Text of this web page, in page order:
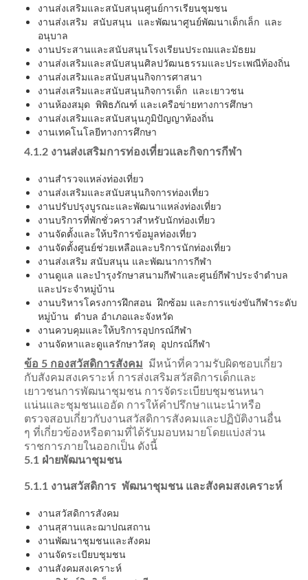
งานส่งเสริมและสนับสนุนศูนย์การเรียนชุมชน
งานส่งเสริม สนับสนุน และพัฒนาศูนย์พัฒนาเด็กเล็ก และ
อนุบาล
งานประสานและสนับสนุนโรงเรียนประถมและมัธยม
งานส่งเสริมและสนับสนุนศิลปวัฒนธรรมและประเพณีท้องถิ่น
งานส่งเสริมและสนับสนุนกิจการศาสนา
งานส่งเสริมและสนับสนุนกิจการเด็ก และเยาวชน
งานห้องสมุด พิพิธภัณฑ์ และเครือข่ายทางการศึกษา
งานส่งเสริมและสนับสนุนภูมิปัญญาท้องถิ่น
งานเทคโนโลยีทางการศึกษา
4.1.2 งานส่งเสริมการท่องเที่ยวและกิจการกีฬา
งานสำรวจแหล่งท่องเที่ยว
งานส่งเสริมและสนับสนุนกิจการท่องเที่ยว
งานปรับปรุงบูรณะและพัฒนาแหล่งท่องเที่ยว
งานบริการที่พักชั่วคราวสำหรับนักท่องเที่ยว
งานจัดตั้งและให้บริการข้อมูลท่องเที่ยว
งานจัดตั้งศูนย์ช่วยเหลือและบริการนักท่องเที่ยว
งานส่งเสริม สนับสนุน และพัฒนาการกีฬา
งานดูแล และบำรุงรักษาสนามกีฬาและศูนย์กีฬาประจำตำบล
และประจำหมู่บ้าน
งานบริหารโครงการฝึกสอน ฝึกซ้อม และการแข่งขันกีฬาระดับ
หมู่บ้าน ตำบล อำเภอและจังหวัด
งานควบคุมและให้บริการอุปกรณ์กีฬา
งานจัดหาและดูแลรักษาวัสดุ อุปกรณ์กีฬา
ข้อ 5 กองสวัสดิการสังคม
มีหน้าที่ความรับผิดชอบเกี่ยว
กับสังคมสงเคราะห์ การส่งเสริมสวัสดิการเด็กและ
เยาวชนการพัฒนาชุมชน การจัดระเบียบชุมชนหนา
แน่นและชุมชนแออัด การให้คำปรึกษาแนะนำหรือ
ตรวจสอบเกี่ยวกับงานสวัสดิการสังคมและปฏิบัติงานอื่น
ๆ ที่เกี่ยวข้องหรือตามที่ได้รับมอบหมายโดยแบ่งส่วน
ราชการภายในออกเป็น ดังนี้
5.1 ฝ่ายพัฒนาชุมชน
5.1.1 งานสวัสดิการ พัฒนาชุมชน และสังคมสงเคราะห์
งานสวัสดิการสังคม
งานสุสานและฌาปณสถาน
งานพัฒนาชุมชนและสังคม
งานจัดระเบียบชุมชน
งานสังคมสงเคราะห์